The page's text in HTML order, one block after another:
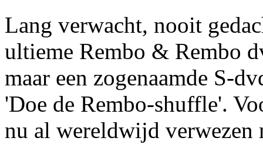
Lang verwacht, nooit
ultieme Rembo & Rembo
maar een zogenaamde S-
'Doe de Rembo-shuffle'.
nu al wereldwijd verwezen